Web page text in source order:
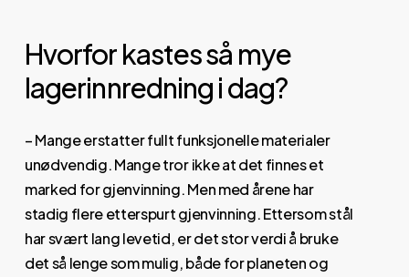
Hvorfor kastes så mye
lagerinnredning i dag?
– Mange erstatter fullt funksjonelle materialer
unødvendig. Mange tror ikke at det finnes et
marked for gjenvinning. Men med årene har
stadig flere etterspurt gjenvinning. Ettersom stål
har svært lang levetid, er det stor verdi å bruke
det så lenge som mulig, både for planeten og